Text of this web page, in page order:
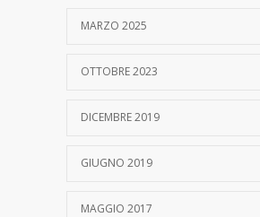
MARZO 2025
OTTOBRE 2023
DICEMBRE 2019
GIUGNO 2019
MAGGIO 2017